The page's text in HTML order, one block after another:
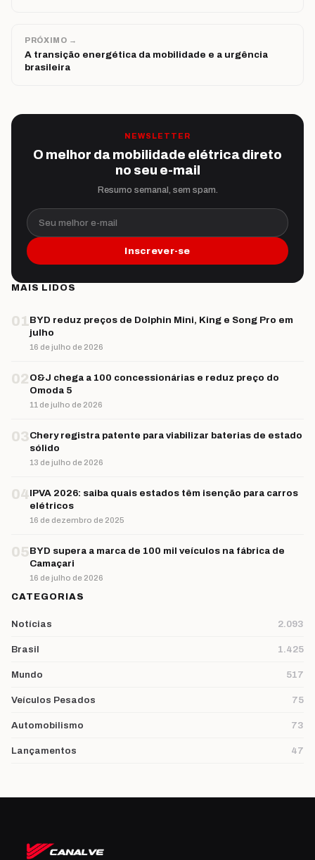
PRÓXIMO →
A transição energética da mobilidade e a urgência
brasileira
NEWSLETTER
O melhor da mobilidade elétrica direto
no seu e-mail
Resumo semanal, sem spam.
Seu melhor e-mail
Inscrever-se
MAIS LIDOS
01BYD reduz preços de Dolphin Mini, King e Song Pro em
julho
16 de julho de 2026
02 O&J chega a 100 concessionárias e reduz preço do
Omoda 5
11 de julho de 2026
03Chery registra patente para viabilizar baterias de estado
sólido
13 de julho de 2026
04IPVA 2026: saiba quais estados têm isenção para carros
elétricos
16 de dezembro de 2025
05BYD supera a marca de 100 mil veículos na fábrica de
Camaçari
16 de julho de 2026
CATEGORIAS
Notícias 2.093
Brasil 1.425
Mundo 517
Veículos Pesados 75
Automobilismo 73
Lançamentos 47